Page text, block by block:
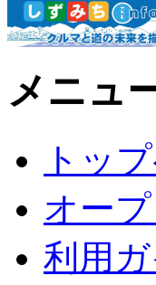
メニュ
トッ
オー
利用